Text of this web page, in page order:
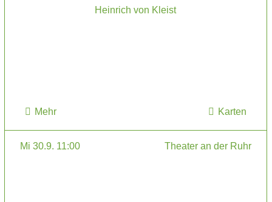
Heinrich von Kleist
Mehr Karten
Mi 30.9. 11:00 Theater an der Ruhr